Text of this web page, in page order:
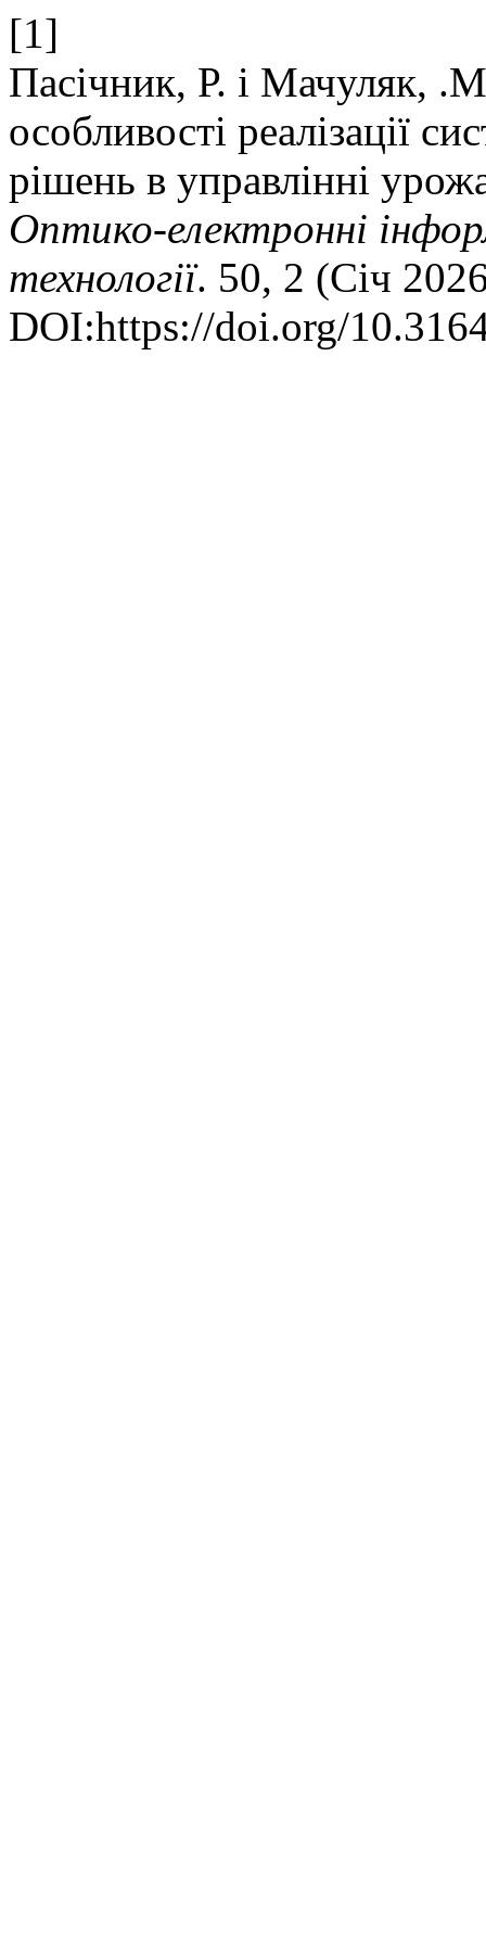
[1]
Пасічник, Р. і Мачуляк,
особливості реалізації
рішень в управлінні
Оптико-електроннi
технологiї. 50, 2 (Січ
DOI:https://doi.org/